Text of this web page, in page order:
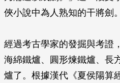
俠小說中為人熟知的干將劍。
經過考古學家的發掘與考證
海綿鐵爐、圓形煉鐵爐、長
爐了。根據漢代《夏侯陽算